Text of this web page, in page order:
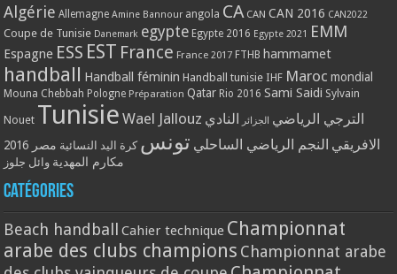
Algérie Allemagne Amine Bannour angola CA CAN CAN 2016 CAN2022
Coupe de Tunisie Danemark egypte Egypte 2016 Egypte 2021 EMM
Espagne ESS EST France France 2017 FTHB hammamet
handball Handball féminin Handball tunisie IHF Maroc mondial
Mouna Chebbah Pologne Préparation Qatar Rio 2016 Sami Saidi Sylvain
Nouet Tunisie Wael Jallouz الترجي الرياضي الجزائر النادي
الافريقي النجم الرياضي الساحلي تونس كرة اليد النسائية مصر 2016
مكارم المهدية وائل جلوز
Catégories
Beach handball Cahier technique Championnat
arabe des clubs champions Championnat arabe